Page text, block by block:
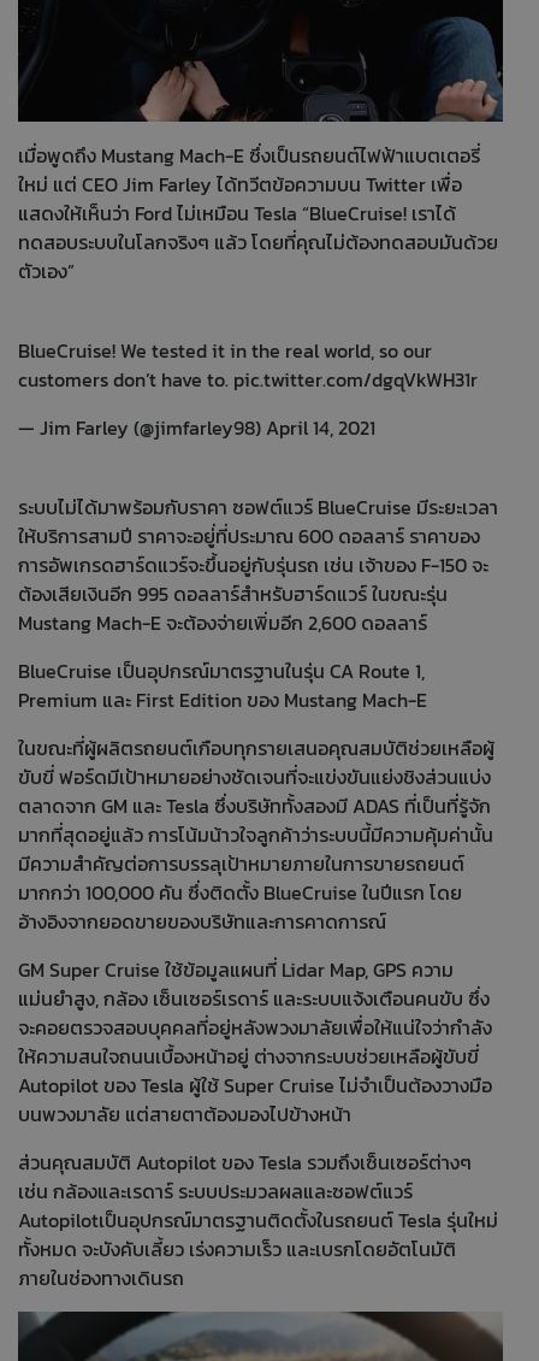
เมื่อพูดถึง Mustang Mach-E ซึ่งเป็นรถยนต์ไฟฟ้าแบตเตอรี่
ใหม่ แต่ CEO Jim Farley ได้ทวีตข้อความบน Twitter เพื่อ
แสดงให้เห็นว่า Ford ไม่เหมือน Tesla “BlueCruise! เราได้
ทดสอบระบบในโลกจริงๆ แล้ว โดยที่คุณไม่ต้องทดสอบมันด้วย
ตัวเอง”
BlueCruise! We tested it in the real world, so our
customers don’t have to. pic.twitter.com/dgqVkWH31r
— Jim Farley (@jimfarley98) April 14, 2021
ระบบไม่ได้มาพร้อมกับราคา ซอฟต์แวร์ BlueCruise มีระยะเวลา
ให้บริการสามปี ราคาจะอยู่่ที่ประมาณ 600 ดอลลาร์ ราคาของ
การอัพเกรดฮาร์ดแวร์จะขึ้นอยู่กับรุ่นรถ เช่น เจ้าของ F-150 จะ
ต้องเสียเงินอีก 995 ดอลลาร์สำหรับฮาร์ดแวร์ ในขณะรุ่น
Mustang Mach-E จะต้องจ่ายเพิ่มอีก 2,600 ดอลลาร์
BlueCruise เป็นอุปกรณ์มาตรฐานในรุ่น CA Route 1,
Premium และ First Edition ของ Mustang Mach-E
ในขณะที่ผู้ผลิตรถยนต์เกือบทุกรายเสนอคุณสมบัติช่วยเหลือผู้
ขับขี่ ฟอร์ดมีเป้าหมายอย่างชัดเจนที่จะแข่งขันแย่งชิงส่วนแบ่ง
ตลาดจาก GM และ Tesla ซึ่งบริษัททั้งสองมี ADAS ที่เป็นที่รู้จัก
มากที่สุดอยู่แล้ว การโน้มน้าวใจลูกค้าว่าระบบนี้มีความคุ้มค่านั้น
มีความสำคัญต่อการบรรลุเป้าหมายภายในการขายรถยนต์
มากกว่า 100,000 คัน ซึ่งติดตั้ง BlueCruise ในปีแรก โดย
อ้างอิงจากยอดขายของบริษัทและการคาดการณ์
GM Super Cruise ใช้ข้อมูลแผนที่ Lidar Map, GPS ความ
แม่นยำสูง, กล้อง เซ็นเซอร์เรดาร์ และระบบแจ้งเตือนคนขับ ซึ่ง
จะคอยตรวจสอบบุคคลที่อยู่หลังพวงมาลัยเพื่อให้แน่ใจว่ากำลัง
ให้ความสนใจถนนเบื้องหน้าอยู่ ต่างจากระบบช่วยเหลือผู้ขับขี่
Autopilot ของ Tesla ผู้ใช้ Super Cruise ไม่จำเป็นต้องวางมือ
บนพวงมาลัย แต่สายตาต้องมองไปข้างหน้า
ส่วนคุณสมบัติ Autopilot ของ Tesla รวมถึงเซ็นเซอร์ต่างๆ
เช่น กล้องและเรดาร์ ระบบประมวลผลและซอฟต์แวร์
Autopilotเป็นอุปกรณ์มาตรฐานติดตั้งในรถยนต์ Tesla รุ่นใหม่
ทั้งหมด จะบังคับเลี้ยว เร่งความเร็ว และเบรกโดยอัตโนมัติ
ภายในช่องทางเดินรถ